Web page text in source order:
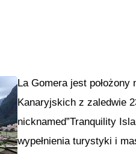
La Gomera jest położony
Kanaryjskich z zaledwie
nicknamed”Tranquility
wypełnienia turystyki i